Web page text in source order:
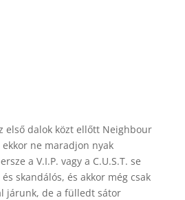
első dalok közt ellőtt Neighbour
ne maradjon nyak
a V.I.P. vagy a C.U.S.T. se
skandálós, és akkor még csak
járunk, de a fülledt sátor